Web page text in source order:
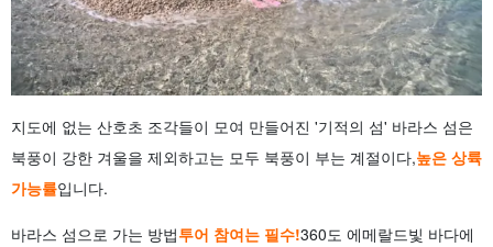
지도에 없는 산호초 조각들이 모여 만들어진 '기적의 섬' 바라스 섬은
북풍이 강한 겨울을 제외하고는 모두 북풍이 부는 계절이다,높은 상륙
가능률입니다.
바라스 섬으로 가는 방법투어 참여는 필수!360도 에메랄드빛 바다에